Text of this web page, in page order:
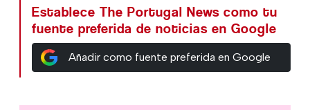
Establece The Portugal News como tu
fuente preferida de noticias en Google
Añadir como fuente preferida en Google